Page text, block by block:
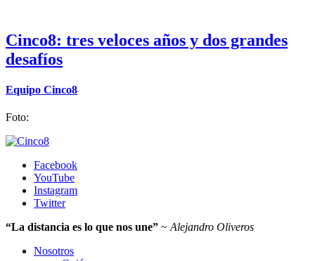
Cinco8: tres veloces años y dos grandes
desafíos
Equipo Cinco8
Foto:
Facebook
YouTube
Instagram
Twitter
“La distancia es lo que nos une” ~ Alejandro Oliveros
Nosotros